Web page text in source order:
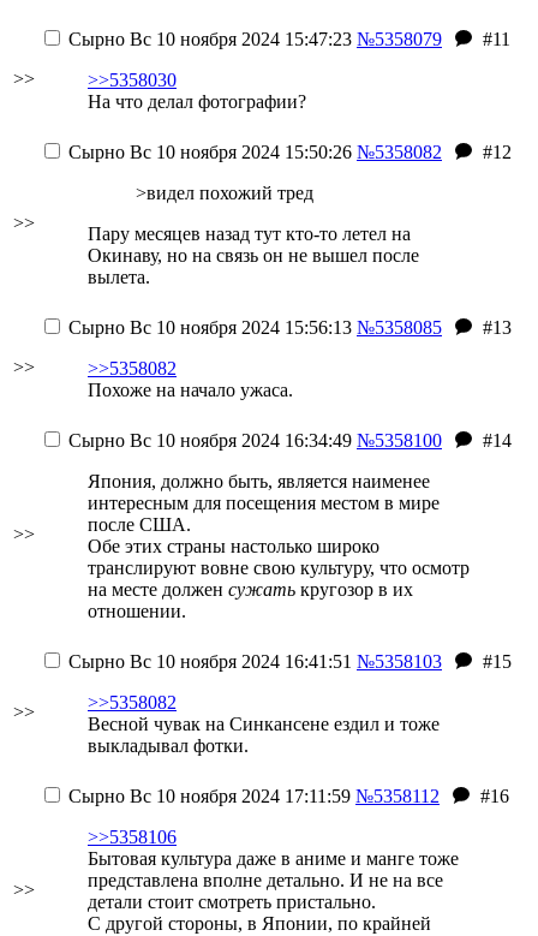
>>
Сырно Вс 10 ноября 2024 15:47:23 №5358079
#11
>>5358030
На что делал фотографии?
>>
Сырно Вс 10 ноября 2024 15:50:26 №5358082
#12
>видел похожий тред
Пару месяцев назад тут кто-то летел на
Окинаву, но на связь он не вышел после
вылета.
>>
Сырно Вс 10 ноября 2024 15:56:13 №5358085
#13
>>5358082
Похоже на начало ужаса.
>>
Сырно Вс 10 ноября 2024 16:34:49 №5358100
#14
Япония, должно быть, является наименее
интересным для посещения местом в мире
после США.
Обе этих страны настолько широко
транслируют вовне свою культуру, что осмотр
на месте должен сужать кругозор в их
отношении.
>>
Сырно Вс 10 ноября 2024 16:41:51 №5358103
#15
>>5358082
Весной чувак на Синкансене ездил и тоже
выкладывал фотки.
>>
Сырно Вс 10 ноября 2024 17:11:59 №5358112
#16
>>5358106
Бытовая культура даже в аниме и манге тоже
представлена вполне детально. И не на все
детали стоит смотреть пристально.
С другой стороны, в Японии, по крайней